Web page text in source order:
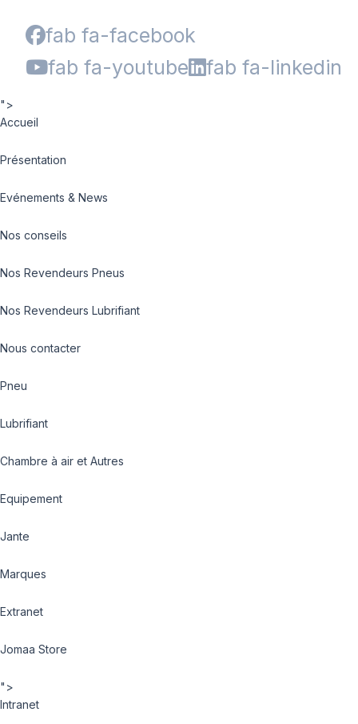
fab fa-facebook
fab fa-youtube
fab fa-linkedin
">
Accueil
Présentation
Evénements & News
Nos conseils
Nos Revendeurs Pneus
Nos Revendeurs Lubrifiant
Nous contacter
Pneu
Lubrifiant
Chambre à air et Autres
Equipement
Jante
Marques
Extranet
Jomaa Store
">
Intranet